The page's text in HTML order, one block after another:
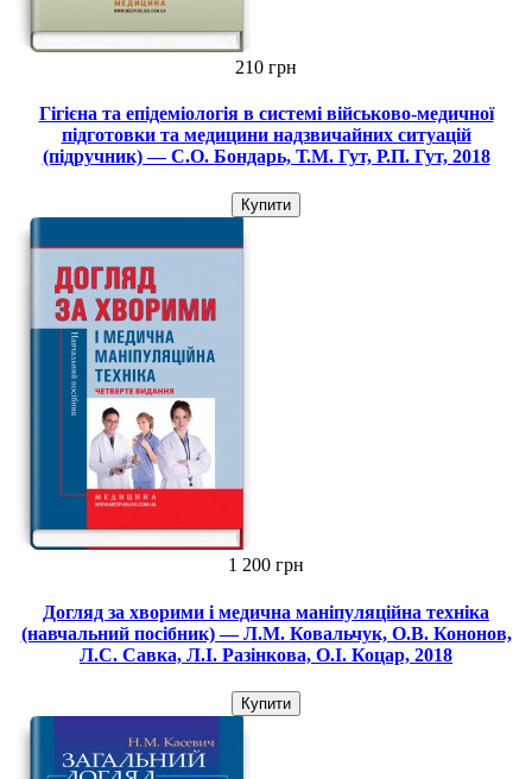
210 грн
Гігієна та епідеміологія в системі військово-медичної
підготовки та медицини надзвичайних ситуацій
(підручник) — С.О. Бондарь, Т.М. Гут, Р.П. Гут, 2018
Купити
1 200 грн
Догляд за хворими і медична маніпуляційна техніка
(навчальний посібник) — Л.М. Ковальчук, О.В. Кононов,
Л.С. Савка, Л.І. Разінкова, О.І. Коцар, 2018
Купити